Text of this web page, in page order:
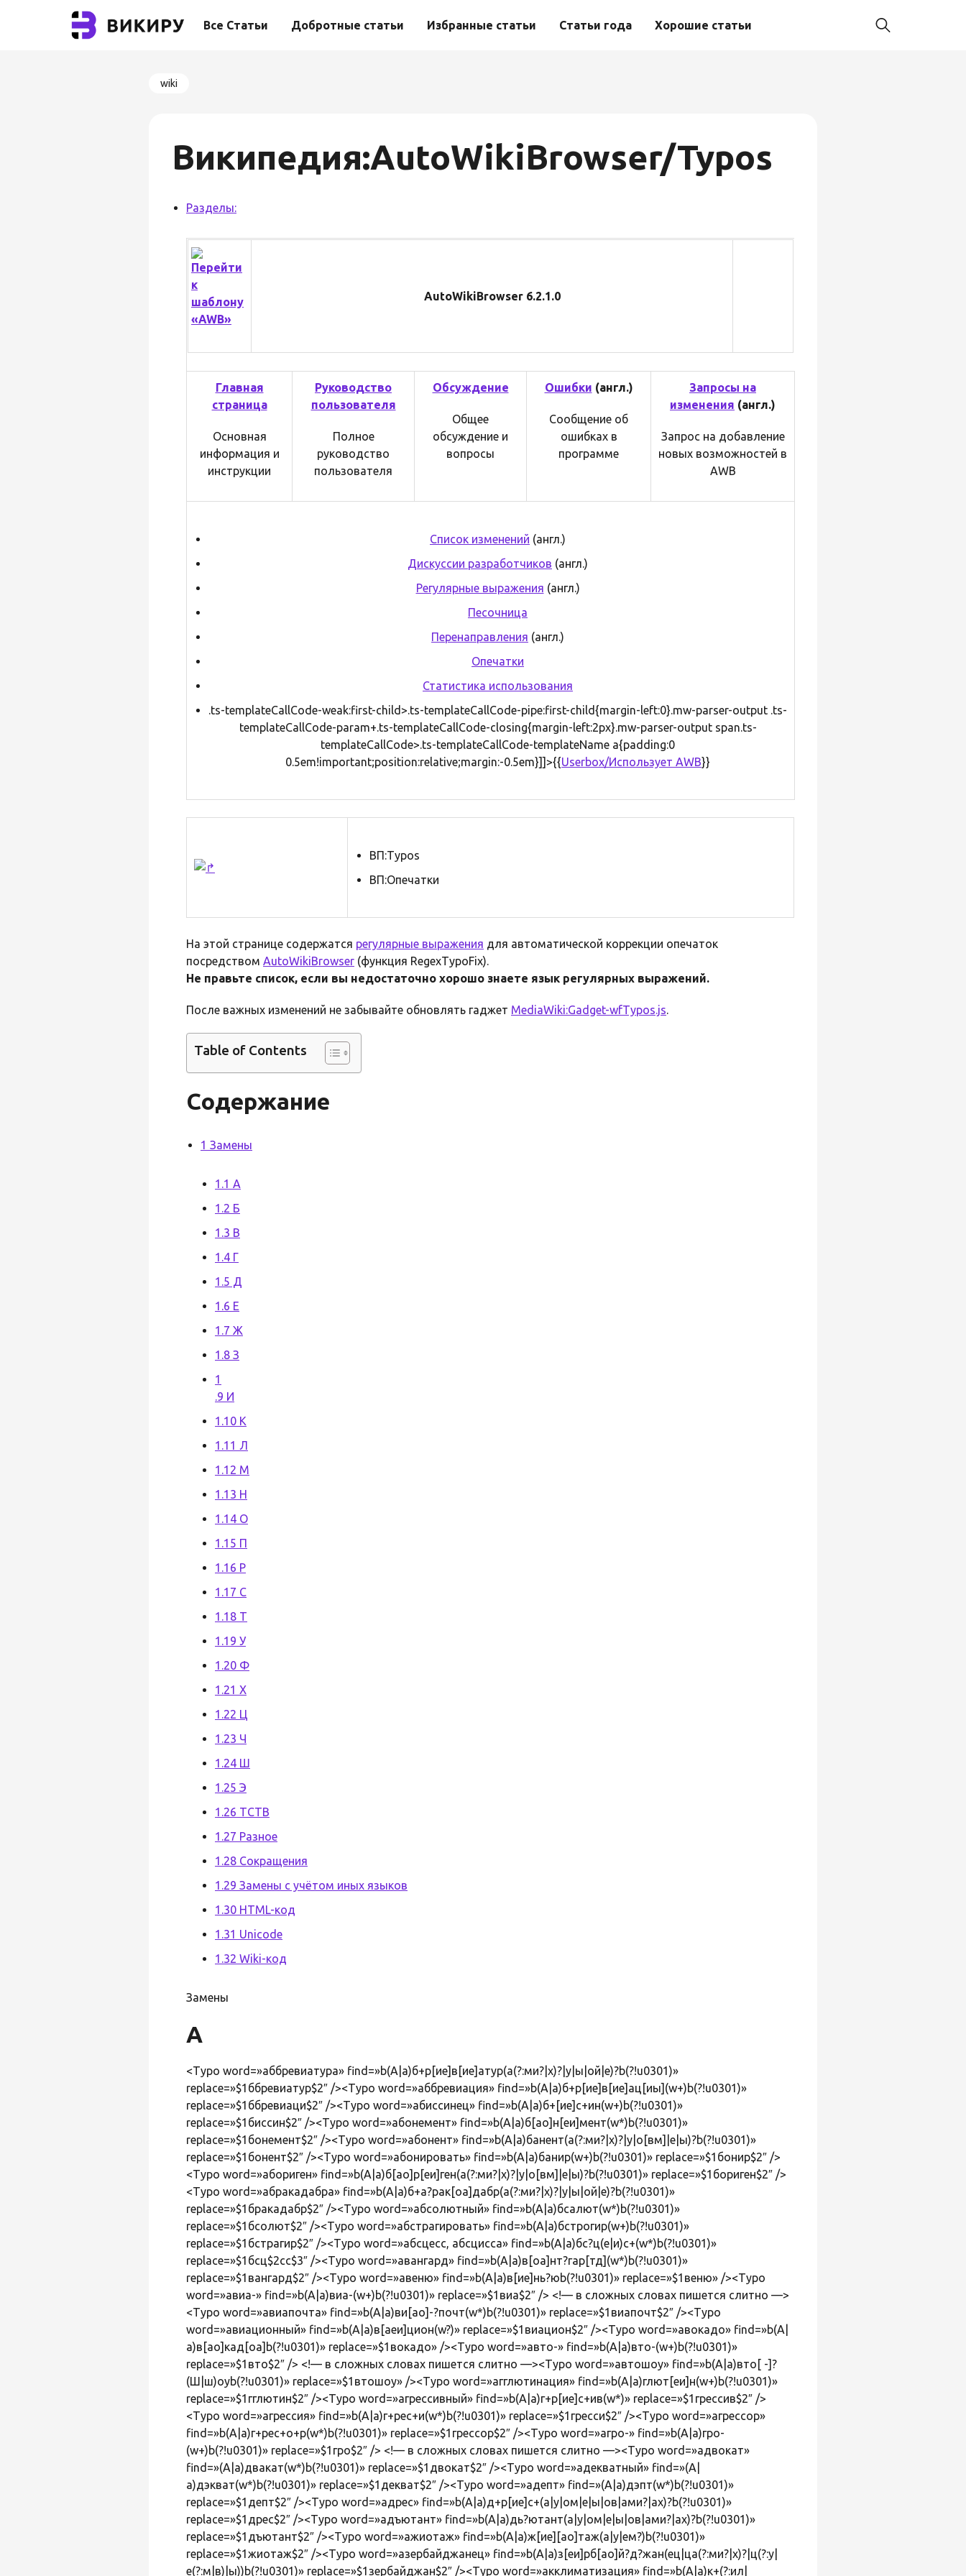
Все Статьи Добротные статьи Избранные статьи Статьи года Хорошие статьи
wiki
Википедия:AutoWikiBrowser/Typos
Разделы:
AutoWikiBrowser 6.2.1.0
Главная
страница
Основная
информация и
инструкции
Руководство
пользователя
Полное
руководство
пользователя
Обсуждение
Общее
обсуждение и
вопросы
Ошибки (англ.)
Сообщение об
ошибках в
программе
Запросы на
изменения (англ.)
Запрос на добавление
новых возможностей в
AWB
Список изменений (англ.)
Дискуссии разработчиков (англ.)
Регулярные выражения (англ.)
Песочница
Перенаправления (англ.)
Опечатки
Статистика использования
.ts-templateCallCode-weak:first-child>.ts-templateCallCode-pipe:first-child{margin-left:0}.mw-parser-output .ts-
templateCallCode-param+.ts-templateCallCode-closing{margin-left:2px}.mw-parser-output span.ts-
templateCallCode>.ts-templateCallCode-templateName a{padding:0
0.5em!important;position:relative;margin:-0.5em}]]>{{Userbox/Использует AWB}}
ВП:Typos
ВП:Опечатки
На этой странице содержатся регулярные выражения для автоматической коррекции опечаток
посредством AutoWikiBrowser (функция RegexTypoFix).
Не правьте список, если вы недостаточно хорошо знаете язык регулярных выражений.
После важных изменений не забывайте обновлять гаджет MediaWiki:Gadget-wfTypos.js.
Table of Contents
Содержание
1 Замены
1.1 А
1.2 Б
1.3 В
1.4 Г
1.5 Д
1.6 Е
1.7 Ж
1.8 З
1
.9 И
1.10 К
1.11 Л
1.12 М
1.13 Н
1.14 О
1.15 П
1.16 Р
1.17 С
1.18 Т
1.19 У
1.20 Ф
1.21 Х
1.22 Ц
1.23 Ч
1.24 Ш
1.25 Э
1.26 ТСТВ
1.27 Разное
1.28 Сокращения
1.29 Замены с учётом иных языков
1.30 HTML-код
1.31 Unicode
1.32 Wiki-код
Замены
А
<Typo word=»аббревиатура» find=»b(А|а)б+р[ие]в[ие]атур(а(?:ми?|х)?|у|ы|ой|е)?b(?!u0301)»
replace=»$1ббревиатур$2″ /><Typo word=»аббревиация» find=»b(А|а)б+р[ие]в[ие]ац[иы](w+)b(?!u0301)»
replace=»$1ббревиаци$2″ /><Typo word=»абиссинец» find=»b(А|а)б+[ие]с+ин(w+)b(?!u0301)»
replace=»$1биссин$2″ /><Typo word=»абонемент» find=»b(А|а)б[ао]н[еи]мент(w*)b(?!u0301)»
replace=»$1бонемент$2″ /><Typo word=»абонент» find=»b(А|а)банент(а(?:ми?|х)?|у|о[вм]|е|ы)?b(?!u0301)»
replace=»$1бонент$2″ /><Typo word=»абонировать» find=»b(А|а)банир(w+)b(?!u0301)» replace=»$1бонир$2″ />
<Typo word=»абориген» find=»b(А|а)б[ао]р[еи]ген(а(?:ми?|х)?|у|о[вм]|е|ы)?b(?!u0301)» replace=»$1бориген$2″ />
<Typo word=»абракадабра» find=»b(А|а)б+а?рак[оа]дабр(а(?:ми?|х)?|у|ы|ой|е)?b(?!u0301)»
replace=»$1бракадабр$2″ /><Typo word=»абсолютный» find=»b(А|а)бсалют(w*)b(?!u0301)»
replace=»$1бсолют$2″ /><Typo word=»абстрагировать» find=»b(А|а)бстрогир(w+)b(?!u0301)»
replace=»$1бстрагир$2″ /><Typo word=»абсцесс, абсцисса» find=»b(А|а)бс?ц(е|и)с+(w*)b(?!u0301)»
replace=»$1бсц$2сс$3″ /><Typo word=»авангард» find=»b(А|а)в[оа]нт?гар[тд](w*)b(?!u0301)»
replace=»$1вангард$2″ /><Typo word=»авеню» find=»b(А|а)в[ие]нь?юb(?!u0301)» replace=»$1веню» /><Typo
word=»авиа-» find=»b(А|а)виа-(w+)b(?!u0301)» replace=»$1виа$2″ /> <!— в сложных словах пишется слитно —>
<Typo word=»авиапочта» find=»b(А|а)ви[ао]-?почт(w*)b(?!u0301)» replace=»$1виапочт$2″ /><Typo
word=»авиационный» find=»b(А|а)в[аеи]цион(w?)» replace=»$1виацион$2″ /><Typo word=»авокадо» find=»b(А|
а)в[ао]кад[оа]b(?!u0301)» replace=»$1вокадо» /><Typo word=»авто-» find=»b(А|а)вто-(w+)b(?!u0301)»
replace=»$1вто$2″ /> <!— в сложных словах пишется слитно —><Typo word=»автошоу» find=»b(А|а)вто[ -]?
(Ш|ш)оуb(?!u0301)» replace=»$1втошоу» /><Typo word=»агглютинация» find=»b(А|а)глют[еи]н(w+)b(?!u0301)»
replace=»$1гглютин$2″ /><Typo word=»агрессивный» find=»b(А|а)г+р[ие]с+ив(w*)» replace=»$1грессив$2″ />
<Typo word=»агрессия» find=»b(А|а)г+рес+и(w*)b(?!u0301)» replace=»$1гресси$2″ /><Typo word=»агрессор»
find=»b(А|а)г+рес+о+р(w*)b(?!u0301)» replace=»$1грессор$2″ /><Typo word=»агро-» find=»b(А|а)гро-
(w+)b(?!u0301)» replace=»$1гро$2″ /> <!— в сложных словах пишется слитно —><Typo word=»адвокат»
find=»(А|а)двакат(w*)b(?!u0301)» replace=»$1двокат$2″ /><Typo word=»адекватный» find=»(А|
а)дэкват(w*)b(?!u0301)» replace=»$1декват$2″ /><Typo word=»адепт» find=»(А|а)дэпт(w*)b(?!u0301)»
replace=»$1депт$2″ /><Typo word=»адрес» find=»b(А|а)д+р[ие]с+(а|у|ом|е|ы|ов|ами?|ах)?b(?!u0301)»
replace=»$1дрес$2″ /><Typo word=»адъютант» find=»b(А|а)дь?ютант(а|у|ом|е|ы|ов|ами?|ах)?b(?!u0301)»
replace=»$1дъютант$2″ /><Typo word=»ажиотаж» find=»b(А|а)ж[ие][ао]таж(а|у|ем?)b(?!u0301)»
replace=»$1жиотаж$2″ /><Typo word=»азербайджанец» find=»b(А|а)з[еи]рб[ао]й?д?жан(ец|ца(?:ми?|х)?|ц(?:у|
е(?:м|в)|ы))b(?!u0301)» replace=»$1зербайджан$2″ /><Typo word=»акклиматизация» find=»b(А|а)к+(?:ил|